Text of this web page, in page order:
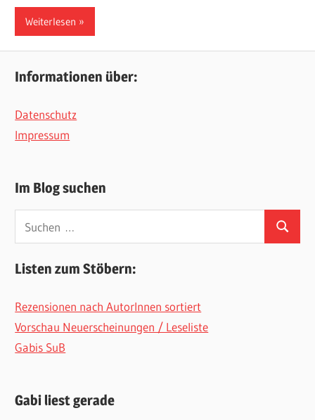
Weiterlesen
Informationen über:
Datenschutz
Impressum
Im Blog suchen
nach:
Suchen
Listen zum Stöbern:
Rezensionen nach AutorInnen sortiert
Vorschau Neuerscheinungen / Leseliste
Gabis SuB
Gabi liest gerade